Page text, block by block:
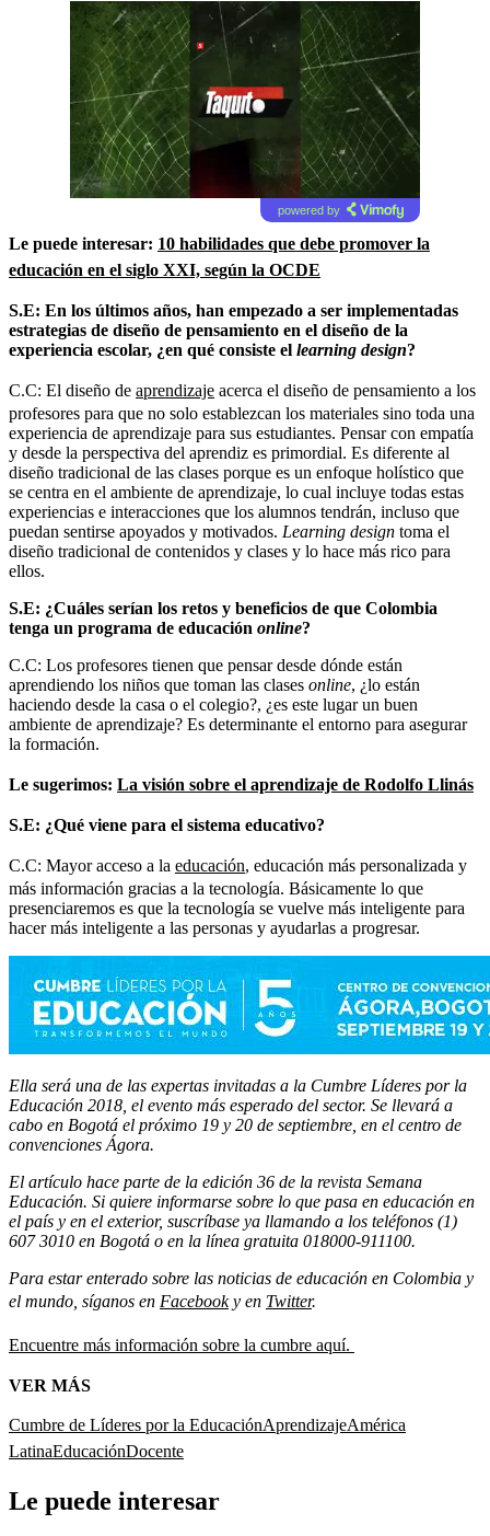
powered by
Le puede interesar: 10 habilidades que debe promover la
educación en el siglo XXI, según la OCDE
S.E: En los últimos años, han empezado a ser implementadas
estrategias de diseño de pensamiento en el diseño de la
experiencia escolar, ¿en qué consiste el learning design?
C.C: El diseño de aprendizaje acerca el diseño de pensamiento a los
profesores para que no solo establezcan los materiales sino toda una
experiencia de aprendizaje para sus estudiantes. Pensar con empatía
y desde la perspectiva del aprendiz es primordial. Es diferente al
diseño tradicional de las clases porque es un enfoque holístico que
se centra en el ambiente de aprendizaje, lo cual incluye todas estas
experiencias e interacciones que los alumnos tendrán, incluso que
puedan sentirse apoyados y motivados. Learning design toma el
diseño tradicional de contenidos y clases y lo hace más rico para
ellos.
S.E: ¿Cuáles serían los retos y beneficios de que Colombia
tenga un programa de educación online?
C.C: Los profesores tienen que pensar desde dónde están
aprendiendo los niños que toman las clases online, ¿lo están
haciendo desde la casa o el colegio?, ¿es este lugar un buen
ambiente de aprendizaje? Es determinante el entorno para asegurar
la formación.
Le sugerimos: La visión sobre el aprendizaje de Rodolfo Llinás
S.E: ¿Qué viene para el sistema educativo?
C.C: Mayor acceso a la educación, educación más personalizada y
más información gracias a la tecnología. Básicamente lo que
presenciaremos es que la tecnología se vuelve más inteligente para
hacer más inteligente a las personas y ayudarlas a progresar.
Ella será una de las expertas invitadas a la Cumbre Líderes por la
Educación 2018, el evento más esperado del sector. Se llevará a
cabo en Bogotá el próximo 19 y 20 de septiembre, en el centro de
convenciones Ágora.
El artículo hace parte de la edición 36 de la revista Semana
Educación. Si quiere informarse sobre lo que pasa en educación en
el país y en el exterior, suscríbase ya llamando a los teléfonos (1)
607 3010 en Bogotá o en la línea gratuita 018000-911100.
Para estar enterado sobre las noticias de educación en Colombia y
el mundo, síganos en Facebooky en Twitter.
Encuentre más información sobre la cumbre aquí.
VER MÁS
Cumbre de Líderes por la EducaciónAprendizajeAmérica
LatinaEducaciónDocente
Le puede interesar